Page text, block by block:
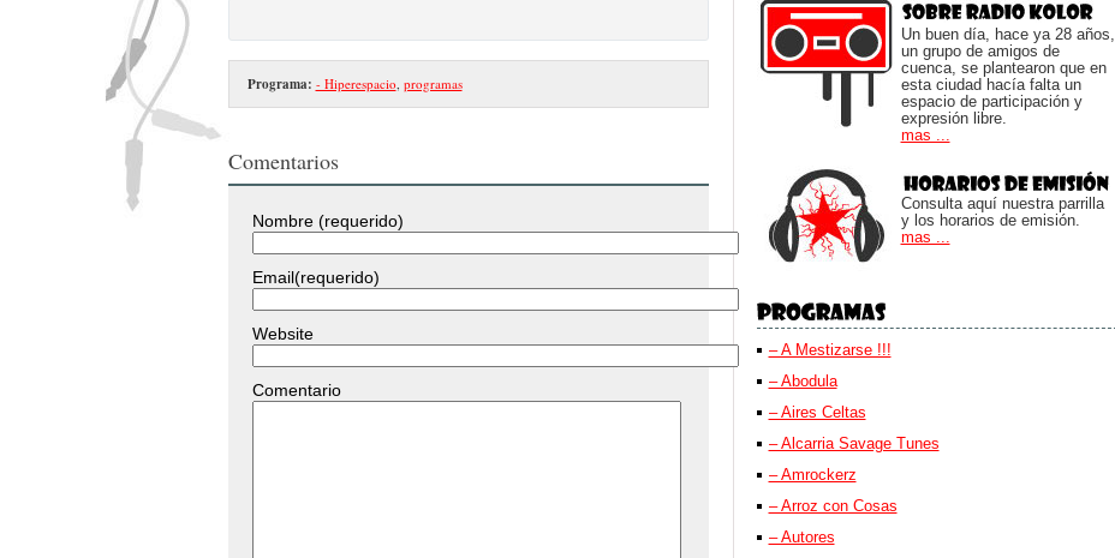
Programa: - Hiperespacio, programas
Comentarios
Nombre (requerido)
Email(requerido)
Website
Comentario
Un buen día, hace ya 28 años,
un grupo de amigos de
cuenca, se plantearon que en
esta ciudad hacía falta un
espacio de participación y
expresión libre.
mas ...
Consulta aquí nuestra parrilla
y los horarios de emisión.
mas ...
– A Mestizarse !!!
– Abodula
– Aires Celtas
– Alcarria Savage Tunes
– Amrockerz
– Arroz con Cosas
– Autores